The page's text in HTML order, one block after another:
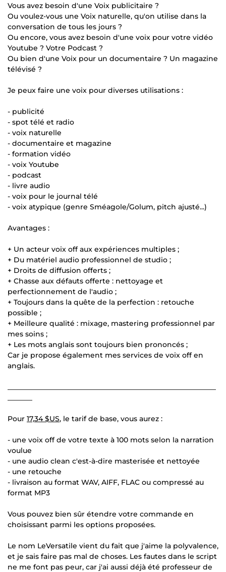
Vous avez besoin d'une Voix publicitaire ?
Ou voulez-vous une Voix naturelle, qu'on utilise dans la
conversation de tous les jours ?
Ou encore, vous avez besoin d'une voix pour votre vidéo
Youtube ? Votre Podcast ?
Ou bien d'une Voix pour un documentaire ? Un magazine
télévisé ?
Je peux faire une voix pour diverses utilisations :
- publicité
- spot télé et radio
- voix naturelle
- documentaire et magazine
- formation vidéo
- voix Youtube
- podcast
- livre audio
- voix pour le journal télé
- voix atypique (genre Sméagole/Golum, pitch ajusté...)
Avantages :
+ Un acteur voix off aux expériences multiples ;
+ Du matériel audio professionnel de studio ;
+ Droits de diffusion offerts ;
+ Chasse aux défauts offerte : nettoyage et
perfectionnement de l'audio ;
+ Toujours dans la quête de la perfection : retouche
possible ;
+ Meilleure qualité : mixage, mastering professionnel par
mes soins ;
+ Les mots anglais sont toujours bien prononcés ;
Car je propose également mes services de voix off en
anglais.
Pour 17,34 $US, le tarif de base, vous aurez :
- une voix off de votre texte à 100 mots selon la narration
voulue
- une audio clean c'est-à-dire masterisée et nettoyée
- une retouche
- livraison au format WAV, AIFF, FLAC ou compressé au
format MP3
Vous pouvez bien sûr étendre votre commande en
choisissant parmi les options proposées.
Le nom LeVersatile vient du fait que j'aime la polyvalence,
et je sais faire pas mal de choses. Les fautes dans le script
ne me font pas peur, car j'ai aussi déjà été professeur de